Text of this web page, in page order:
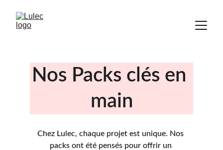
Nos Packs clés en
main
Chez Lulec, chaque projet est unique. Nos
packs ont été pensés pour offrir un